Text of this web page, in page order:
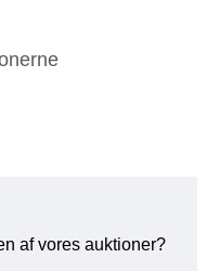
af vores auktioner?